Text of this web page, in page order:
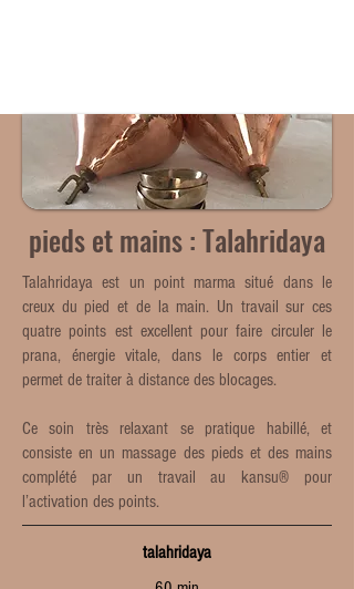
pieds et mains : Talahridaya
Talahridaya est un point marma situé dans le
creux du pied et de la main. Un travail sur ces
quatre points est excellent pour faire circuler le
prana, énergie vitale, dans le corps entier et
permet de traiter à distance des blocages.
Ce soin très relaxant se pratique habillé, et
consiste en un massage des pieds et des mains
complété par un travail au kansu® pour
l’activation des points.
talahridaya